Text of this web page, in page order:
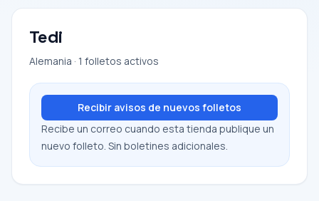
Tedi
Alemania · 1 folletos activos
Recibir avisos de nuevos folletos
Recibe un correo cuando esta tienda publique un
nuevo folleto. Sin boletines adicionales.